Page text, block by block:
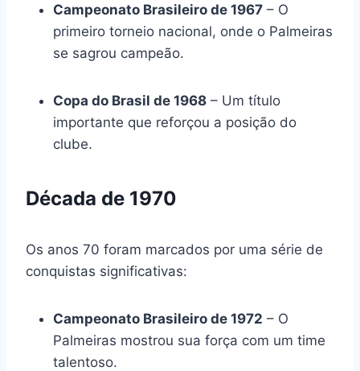
Campeonato Brasileiro de 1967 – O
primeiro torneio nacional, onde o Palmeiras
se sagrou campeão.
Copa do Brasil de 1968 – Um título
importante que reforçou a posição do
clube.
Década de 1970
Os anos 70 foram marcados por uma série de
conquistas significativas:
Campeonato Brasileiro de 1972 – O
Palmeiras mostrou sua força com um time
talentoso.